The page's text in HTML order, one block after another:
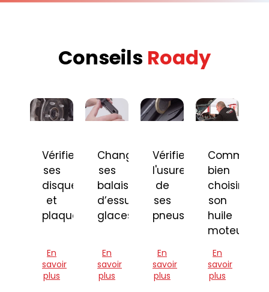
Conseils Roady
Vérifier
ses
disques
et
plaquettes
En
savoir
plus
Changer
ses
balais
d’essuie-
glaces
En
savoir
plus
Vérifier
l'usure
de
ses
pneus
En
savoir
plus
Comment
bien
choisir
son
huile
moteur
En
savoir
plus